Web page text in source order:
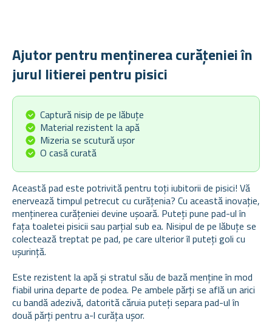
Ajutor pentru menținerea curățeniei în
jurul litierei pentru pisici
Captură nisip de pe lăbuțe
Material rezistent la apă
Mizeria se scutură ușor
O casă curată
Această pad este potrivită pentru toți iubitorii de pisici! Vă
enervează timpul petrecut cu curățenia? Cu această inovație,
menținerea curățeniei devine ușoară. Puteți pune pad-ul în
fața toaletei pisicii sau parțial sub ea. Nisipul de pe lăbuțe se
colectează treptat pe pad, pe care ulterior îl puteți goli cu
ușurință.
Este rezistent la apă și stratul său de bază menține în mod
fiabil urina departe de podea. Pe ambele părți se află un arici
cu bandă adezivă, datorită căruia puteți separa pad-ul în
două părți pentru a-l curăța ușor.